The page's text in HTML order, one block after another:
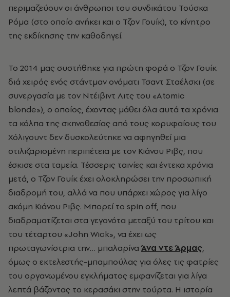
περιμαζεύουν οι άνθρωποι του συνδικάτου Τούσκα
Ρόμα (στο οποίο ανήκει και ο Τζον Γουίκ), το κίνητρο
της εκδίκησης την καθοδηγεί.
Το 2014 μας συστήθηκε για πρώτη φορά ο Τζον Γουίκ
διά χειρός ενός στάντμαν ονόματι Τσαντ Σταέλσκι (σε
συνεργασία με τον Ντέιβιντ Λιτς του «Atomic
blonde»), ο οποίος, έχοντας μάθει όλα αυτά τα χρόνια
τα κόλπα της σκηνοθεσίας από τους κορυφαίους του
Χόλιγουντ δεν δυσκολεύτηκε να αφηγηθεί μια
στιλιζαρισμένη περιπέτεια με τον Κιάνου Ριβς, που
έσκισε στα ταμεία. Τέσσερις ταινίες και έντεκα χρόνια
μετά, ο Τζον Γουίκ έχει ολοκληρώσει την προσωπική
διαδρομή του, αλλά να που υπάρχει χώρος για λίγο
ακόμη Κιάνου Ριβς. Μπορεί το spin off, που
διαδραματίζεται στα γεγονότα μεταξύ του τρίτου και
του τέταρτου «John Wick», να έχει ως
πρωταγωνίστρια την… μπαλαρίνα Άνα ντε Άρμας,
όμως ο εκτελεστής-μπαμπούλας για όλες τις φατρίες
του οργανωμένου εγκλήματος εμφανίζεται για λίγα
λεπτά βάζοντας το κερασάκι στην τούρτα. Η ιστορία